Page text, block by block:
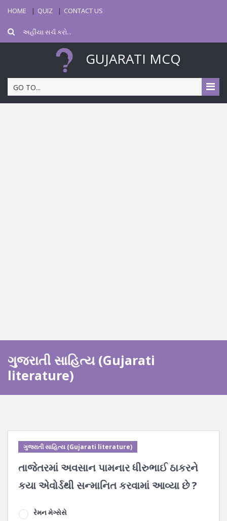
HOME QUIZ CONTACT US
GUJARATI MCQ
GO TO...
ગુજરાતી સાહિત્ય (Gujarati
literature)
ગુજરાતી સાહિત્ય (Gujarati literature)
તાજેતરમાં અવસાન પામનાર ધીરુભાઈ ઠાકરને
કયા એવોર્ડથી સન્માનિત કરવામાં આવ્યા છે ?
રેમન મેગ્સેસે